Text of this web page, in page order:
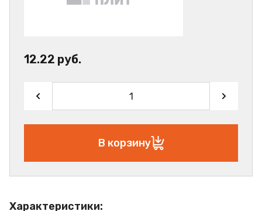
Характеристики:
12.22 руб.
В корзину